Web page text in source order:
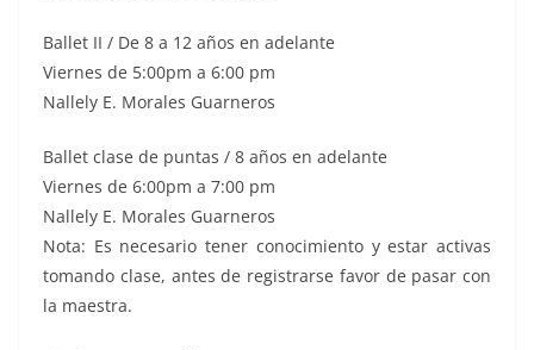
Ballet II / De 8 a 12 años en adelante
Viernes de 5:00pm a 6:00 pm
Nallely E. Morales Guarneros
Ballet clase de puntas / 8 años en adelante
Viernes de 6:00pm a 7:00 pm
Nallely E. Morales Guarneros
Nota: Es necesario tener conocimiento y estar activas
tomando clase, antes de registrarse favor de pasar con
la maestra.